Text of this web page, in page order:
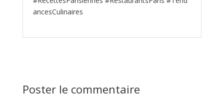
ancesCulinaires
Poster le commentaire